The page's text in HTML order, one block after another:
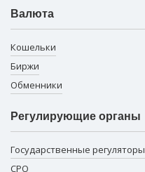
Валюта
Кошельки
Биржи
Обменники
Регулирующие органы
Государственные регуляторы
СРО